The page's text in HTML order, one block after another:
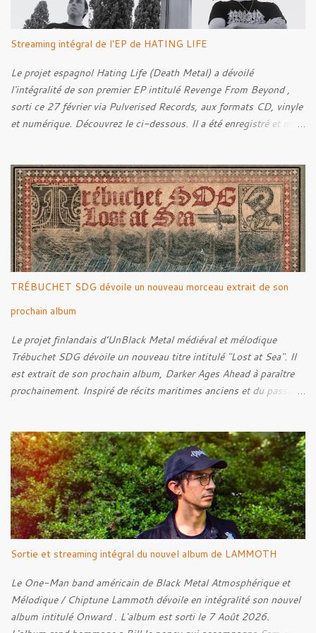
Streaming intégral de l'EP de HATING LIFE
Le projet espagnol Hating Life (Death Metal) a dévoilé
l'intégralité de son premier EP intitulé Revenge From Beyond ,
sorti ce 27 février via Pulverised Records, aux formats CD, vinyle
et numérique. Découvrez le ci-dessous. Il a été enregistré et mixé
Rebellion Against The Vile 05. Revenge From Beyond 06. The
Sense Of Fear
TRÉBUCHET SDG dévoile un nouveau morceau extrait de son
prochain album
Le projet finlandais d’UnBlack Metal médiéval et mélodique
Trébuchet SDG dévoile un nouveau titre intitulé "Lost at Sea". Il
est extrait de son prochain album, Darker Ages Ahead à paraître
prochainement. Inspiré de récits maritimes anciens et du passage
Derrière cette imagerie, le groupe développe un propos autour de
la persévérance et de l’espoir face aux épreuves, alors que le
personnage finit par retrouver la force de continuer malgré les
ténèbres qui l’entourent.
Sortie et streaming intégral du nouvel album de LAMMOTH
Le One-Man band américain de Black Metal Atmosphérique et
Mélodique / Chiptune Lammoth dévoile en intégralité son nouvel
album intitulé Onward . L'album est sorti le 7 Août 2026.